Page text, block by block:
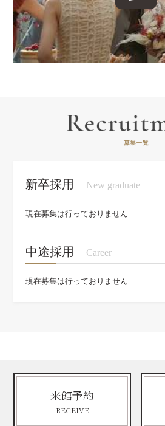
新卒採用 New graduate
現在募集は行っておりません
中途採用 Career
現在募集は行っておりません
来館予約
RECEIVE